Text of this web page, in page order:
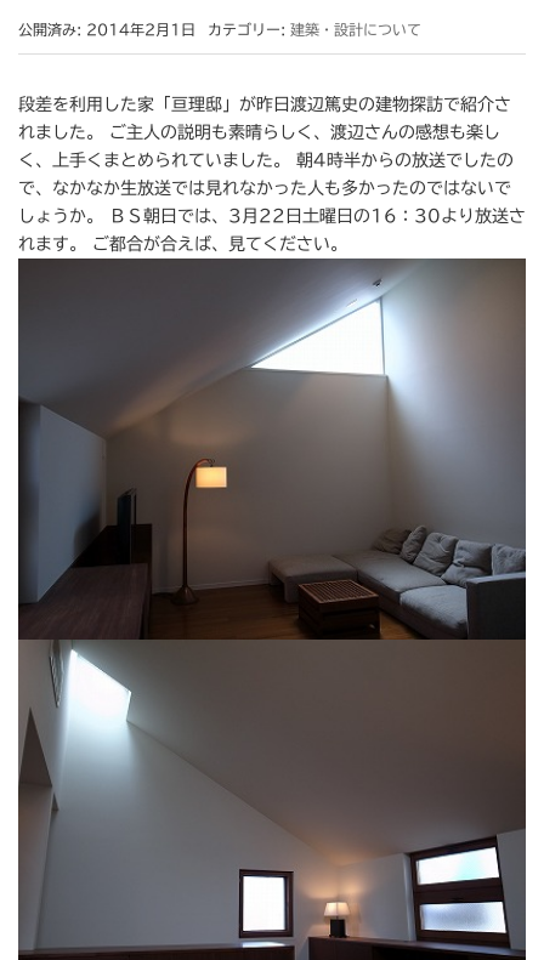
公開済み: 2014年2月1日 カテゴリー: 建築・設計について
段差を利用した家「亘理邸」が昨日渡辺篤史の建物探訪で紹介さ
れました。 ご主人の説明も素晴らしく、渡辺さんの感想も楽し
く、上手くまとめられていました。 朝4時半からの放送でしたの
で、なかなか生放送では見れなかった人も多かったのではないで
しょうか。 ＢＳ朝日では、3月22日土曜日の16：30より放送さ
れます。 ご都合が合えば、見てください。